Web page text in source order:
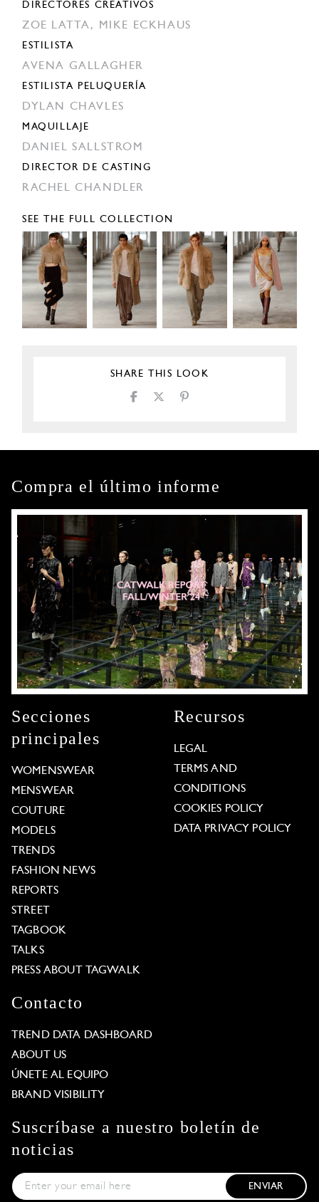
DIRECTORES CREATIVOS
ZOE LATTA, MIKE ECKHAUS
ESTILISTA
AVENA GALLAGHER
ESTILISTA PELUQUERÍA
DYLAN CHAVLES
MAQUILLAJE
DANIEL SALLSTROM
DIRECTOR DE CASTING
RACHEL CHANDLER
SEE THE FULL COLLECTION
SHARE THIS LOOK
Compra el último informe
Secciones
principales
WOMENSWEAR
MENSWEAR
COUTURE
MODELS
TRENDS
FASHION NEWS
REPORTS
STREET
TAGBOOK
TALKS
PRESS ABOUT TAGWALK
Recursos
LEGAL
TERMS AND
CONDITIONS
COOKIES POLICY
DATA PRIVACY POLICY
Contacto
TREND DATA DASHBOARD
ABOUT US
ÚNETE AL EQUIPO
BRAND VISIBILITY
Suscríbase a nuestro boletín de
noticias
ENVIAR